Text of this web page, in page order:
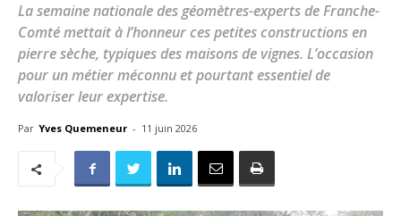
La semaine nationale des géomètres-experts de Franche-
Comté mettait à l’honneur ces petites constructions en
pierre sèche, typiques des maisons de vignes. L’occasion
pour un métier méconnu et pourtant essentiel de
valoriser leur expertise.
Par Yves Quemeneur - 11 juin 2026